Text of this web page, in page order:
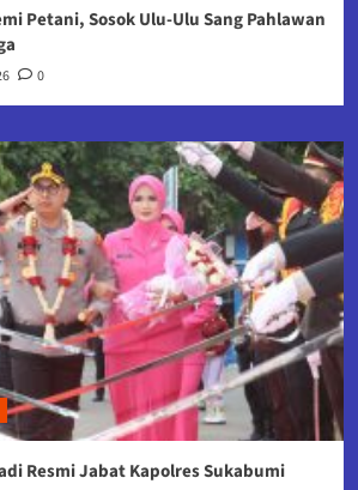
Petani, Sosok Ulu-Ulu Sang Pahlawan
0
Resmi Jabat Kapolres Sukabumi